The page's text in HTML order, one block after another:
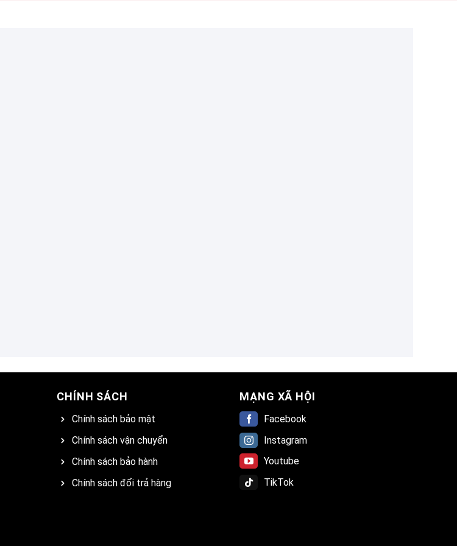
CHÍNH SÁCH
Chính sách bảo mật
Chính sách vận chuyển
Chính sách bảo hành
Chính sách đổi trả hàng
MẠNG XÃ HỘI
Facebook
Instagram
Youtube
TikTok